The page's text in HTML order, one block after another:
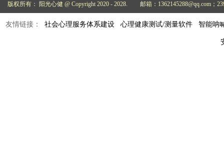
版权所有： 阳光心健 @ Copyright 2020 - 2028.
邮箱：1362145288@qq.com；
友情链接： 社会心理服务体系建设 心理健康测试/测量软件 智能呐